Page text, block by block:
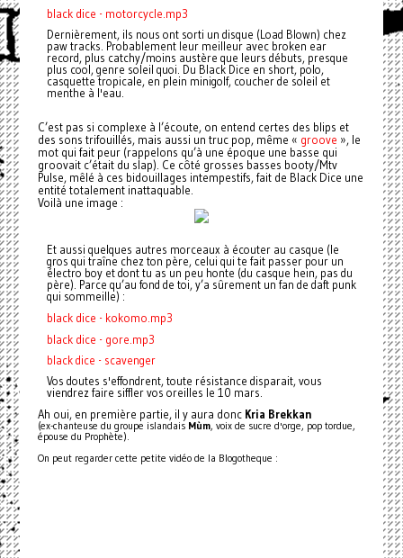
black dice - motorcycle.mp3
Dernièrement, ils nous ont sorti un disque (Load Blown) chez
paw tracks. Probablement leur meilleur avec broken ear
record, plus catchy/moins austère que leurs débuts, presque
plus cool, genre soleil quoi. Du Black Dice en short, polo,
casquette tropicale, en plein minigolf, coucher de soleil et
menthe à l'eau.
C’est pas si complexe à l’écoute, on entend certes des blips et
des sons trifouillés, mais aussi un truc pop, même « groove », le
mot qui fait peur (rappelons qu’à une époque une basse qui
groovait c’était du slap). Ce côté grosses basses booty/Mtv
Pulse, mêlé à ces bidouillages intempestifs, fait de Black Dice une
entité totalement inattaquable.
Voilà une image :
Et aussi quelques autres morceaux à écouter au casque (le
gros qui traîne chez ton père, celui qui te fait passer pour un
électro boy et dont tu as un peu honte (du casque hein, pas du
père). Parce qu’au fond de toi, y’a sûrement un fan de daft punk
qui sommeille) :
black dice - kokomo.mp3
black dice - gore.mp3
black dice - scavenger
Vos doutes s'effondrent, toute résistance disparait, vous
viendrez faire siffler vos oreilles le 10 mars.
Ah oui, en première partie, il y aura donc Kria Brekkan
(ex-chanteuse du groupe islandais Mùm, voix de sucre d'orge, pop tordue,
épouse du Prophète).
On peut regarder cette petite vidéo de la Blogotheque :